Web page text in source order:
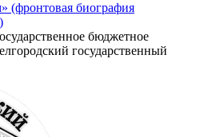
(фронтовая биография
бюджетное
государственный